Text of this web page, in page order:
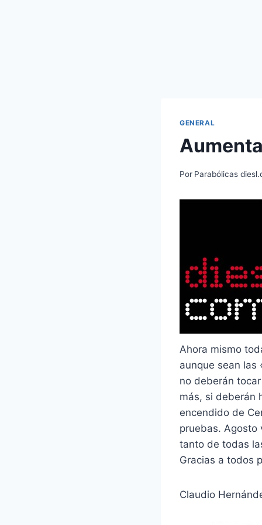
GENERAL
Por Parabólicas
Ahora mismo
aunque sean las
no deberán
más, si deberán
encendido de
pruebas. Agosto
tanto de todas
Gracias a todos
Claudio